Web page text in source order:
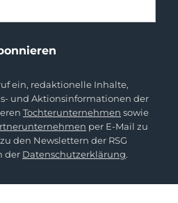
ein, redaktionelle Inhalte,
und Aktionsinformationen der
Tochterunternehmen sowie
per E-Mail zu
den Newslettern der RSG
der Datenschutzerklärung.